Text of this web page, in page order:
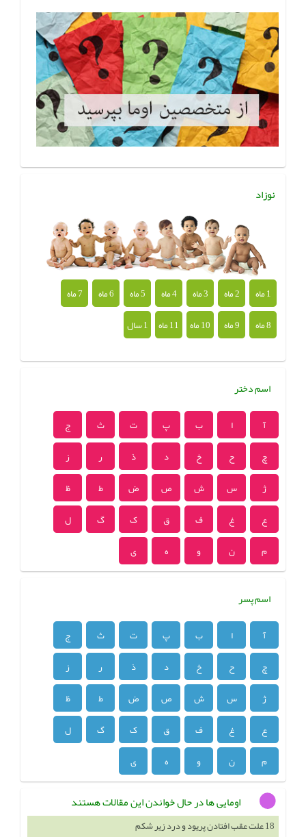
نوزاد
1 ماه 2 ماه 3 ماه 4 ماه 5 ماه 6 ماه
7 ماه
8 ماه
9 ماه 10 ماه 11 ماه 1 سال
اسم دختر
آ ا ب پ ت ث
ج
چ
ح خ د ذ ر
ز
ژ
س ش ص ض ط
ظ
ع
غ ف ق ک گ
ل
م
ن و ه ی
اسم پسر
آ ا ب پ ت ث
ج
چ
ح خ د ذ ر
ز
ژ
س ش ص ض ط
ظ
ع
غ ف ق ک گ
ل
م
ن و ه ی
اومایی ها در حال خواندن این مقالات هستند
18 علت عقب افتادن پریود و درد زیر شکم